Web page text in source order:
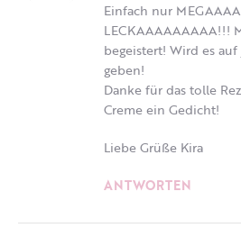
Einfach nur
LECKAAAAAAAAA!!!
begeistert! Wird es
geben!
Danke für das tolle
Creme ein Gedicht!
Liebe Grüße Kira
ANTWORTEN